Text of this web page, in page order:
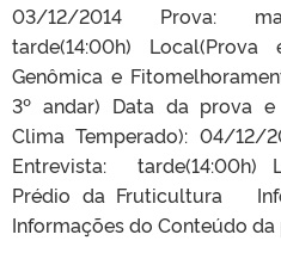
03/12/2014 Prova:
tarde(14:00h)
Genômica e
3º andar) Data da prova
Clima Temperado): 04/12/
Entrevista: tarde(14:00h)
Prédio da Fruticultura
Informações do Conteúdo da